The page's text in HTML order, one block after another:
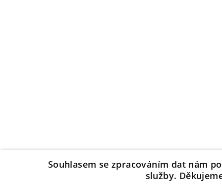
Souhlasem se zpracováním dat nám
služby.